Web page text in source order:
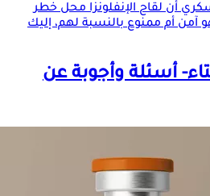
أنلقاح الإنفلونزامحل خطر
أم ممنوع بالنسبة لهم، إليك
أسئلة وأجوبة عن